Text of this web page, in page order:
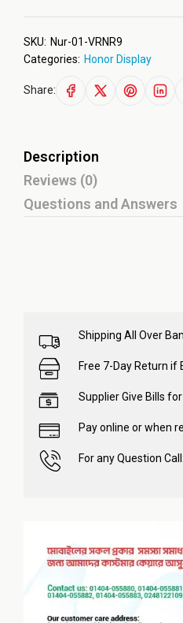
SKU: Nur-01-VRNR9
Categories: Honor Display
Share:
Description
Reviews (0)
Questions and Answers
Shipping All Over
Free 7-Day Return if
Supplier Give Bills
Pay online or when
For any Question